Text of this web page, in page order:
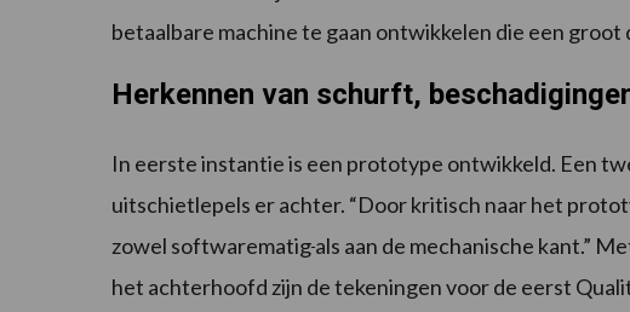
betaalbare machine te gaan ontwikkelen die een
Herkennen van schurft,
In eerste instantie is een prototype ontwikkeld. Een
uitschietlepels er achter. “Door kritisch naar het
zowel softwarematigals aan de mechanische kant.”
het achterhoofd zijn de tekeningen voor de eerst